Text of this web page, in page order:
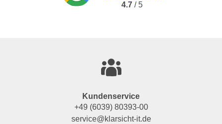
4.7 / 5
Kundenservice
+49 (6039) 80393-00
service@klarsicht-it.de